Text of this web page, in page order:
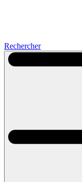
Rechercher